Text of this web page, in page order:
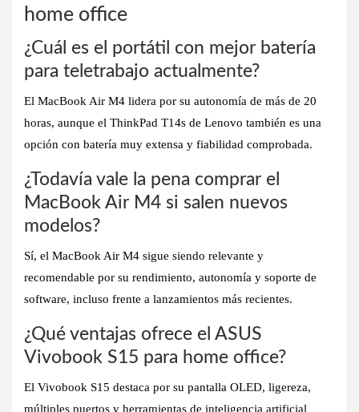
home office
¿Cuál es el portátil con mejor batería
para teletrabajo actualmente?
El MacBook Air M4 lidera por su autonomía de más de 20
horas, aunque el ThinkPad T14s de Lenovo también es una
opción con batería muy extensa y fiabilidad comprobada.
¿Todavía vale la pena comprar el
MacBook Air M4 si salen nuevos
modelos?
Sí, el MacBook Air M4 sigue siendo relevante y
recomendable por su rendimiento, autonomía y soporte de
software, incluso frente a lanzamientos más recientes.
¿Qué ventajas ofrece el ASUS
Vivobook S15 para home office?
El Vivobook S15 destaca por su pantalla OLED, ligereza,
múltiples puertos y herramientas de inteligencia artificial